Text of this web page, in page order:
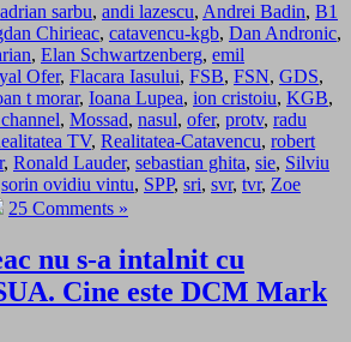
adrian sarbu, andi lazescu, Andrei Badin, B1
Chirieac, catavencu-kgb, Dan Andronic,
, Elan Schwartzenberg, emil
Ofer, Flacara Iasului, FSB, FSN, GDS,
t morar, Ioana Lupea, ion cristoiu, KGB,
, Mossad, nasul, ofer, protv, radu
TV, Realitatea-Catavencu, robert
, Ronald Lauder, sebastian ghita, sie, Silviu
sorin ovidiu vintu, SPP, sri, svr, tvr, Zoe
25 Comments »
nu s-a intalnit cu
Cine este DCM Mark